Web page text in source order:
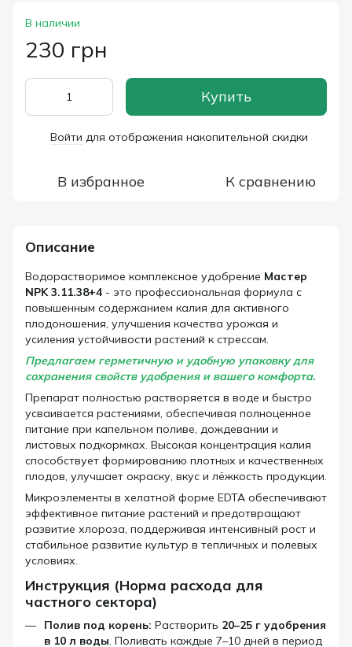
В наличии
230 грн
Купить
Войти для отображения накопительной скидки
В избранное К сравнению
Описание
Водорастворимое комплексное удобрение Мастер
NPK 3.11.38+4 - это профессиональная формула с
повышенным содержанием калия для активного
плодоношения, улучшения качества урожая и
усиления устойчивости растений к стрессам.
Предлагаем герметичную и удобную упаковку для
сохранения свойств удобрения и вашего комфорта.
Препарат полностью растворяется в воде и быстро
усваивается растениями, обеспечивая полноценное
питание при капельном поливе, дождевании и
листовых подкормках. Высокая концентрация калия
способствует формированию плотных и качественных
плодов, улучшает окраску, вкус и лёжкость продукции.
Микроэлементы в хелатной форме EDTA обеспечивают
эффективное питание растений и предотвращают
развитие хлороза, поддерживая интенсивный рост и
стабильное развитие культур в тепличных и полевых
условиях.
Инструкция (Норма расхода для
частного сектора)
Полив под корень: Растворить 20–25 г удобрения
в 10 л воды . Поливать каждые 7–10 дней в период